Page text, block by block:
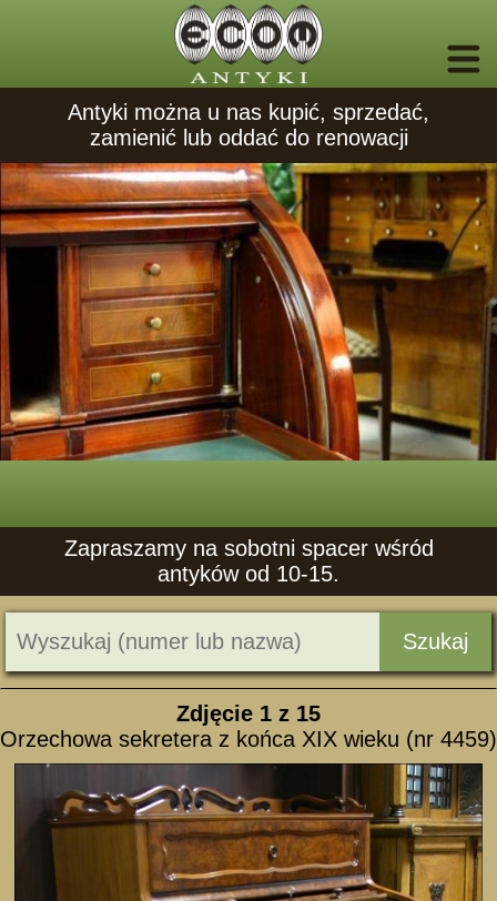
Antyki można u nas kupić, sprzedać,
zamienić lub oddać do renowacji
Zapraszamy na sobotni spacer wśród
antyków od 10-15.
Szukaj
Zdjęcie 1 z 15
Orzechowa sekretera z końca XIX wieku (nr 4459)